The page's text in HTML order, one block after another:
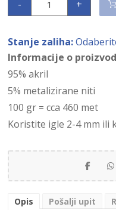
- +
Stanje zaliha:
Informacije o
95% akril
5% metalizirane niti
100 gr = cca 460 met
Koristite igle 2-4 mm ili
Opis Pošalji upit